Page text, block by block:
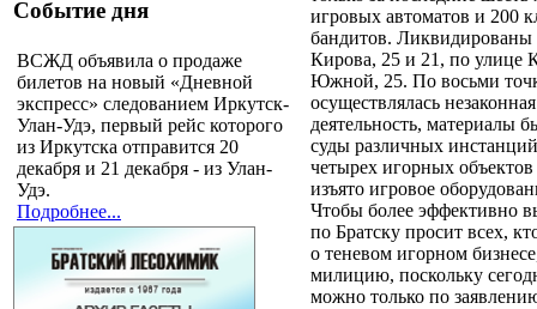
Событие дня
ВСЖД объявила о продаже
билетов на новый «Дневной
экспресс» следованием Иркутск-
Улан-Удэ, первый рейс которого
из Иркутска отправится 20
декабря и 21 декабря - из Улан-
Удэ.
Подробнее...
игровых автоматов и 200
бандитов.
Кирова, 25 и 21, по улице
Южной, 25. По восьми
осуществлялась
деятельность, материалы
суды различных
четырех игорных
изъято игровое
Чтобы более эффективно
по Братску просит всех,
о теневом игорном
милицию, поскольку
можно только по